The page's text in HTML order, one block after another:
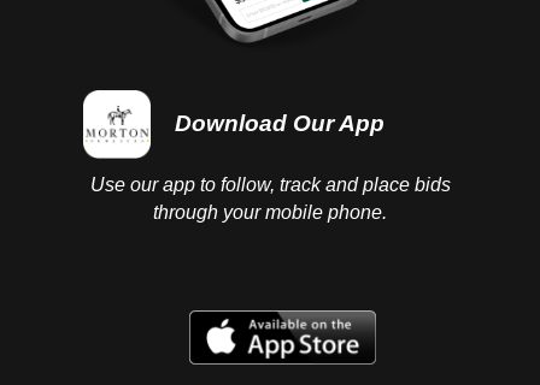
Download Our App
Use our app to follow, track and place bids
through your mobile phone.